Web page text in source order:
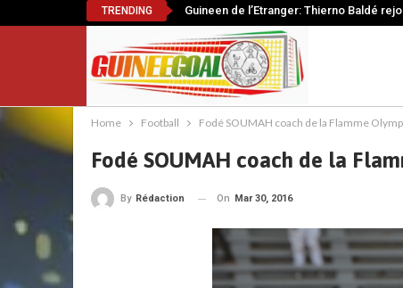
TRENDING Guineen de l’Etranger: Thierno Baldé
Home Football Fodé SOUMAH coach de la Flamme
Fodé SOUMAH coach de la
By Rédaction On Mar 30, 2016